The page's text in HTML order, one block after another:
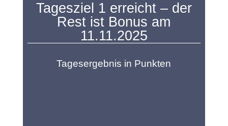
Tagesziel 1 erreicht – der
Rest ist Bonus am
11.11.2025
Tagesergebnis in Punkten